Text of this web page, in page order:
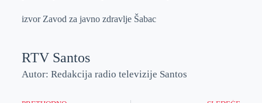
izvor Zavod za javno zdravlje Šabac
RTV Santos
Autor: Redakcija radio televizije Santos